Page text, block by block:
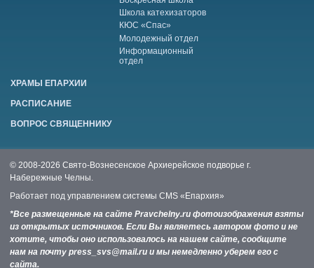
Школа катехизаторов
КЮС «Спас»
Молодежный отдел
Информационный
отдел
ХРАМЫ ЕПАРХИИ
РАСПИСАНИЕ
ВОПРОС СВЯЩЕННИКУ
© 2008-2026 Свято-Вознесенское Архиерейское подворье г.
Набережные Челны.
Работает под управлением системы CMS «Епархия»
*Все размещенные на сайте Pravchelny.ru фотоизображения взяты
из открытых источников. Если Вы являетесь автором фото и не
хотите, чтобы оно использовалось на нашем сайте, сообщите
нам на почту press_svs@mail.ru и мы немедленно уберем его с
сайта.